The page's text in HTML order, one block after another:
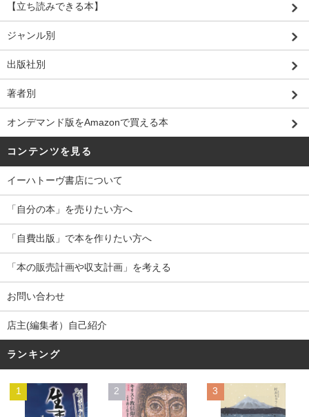
【立ち読みできる本】
ジャンル別
出版社別
著者別
オンデマンド版をAmazonで買える本
コンテンツを見る
イーハトーヴ書店について
「自分の本」を売りたい方へ
「自費出版」で本を作りたい方へ
「本の販売計画や収支計画」を考える
お問い合わせ
店主(編集者）自己紹介
ランキング
1 2 3